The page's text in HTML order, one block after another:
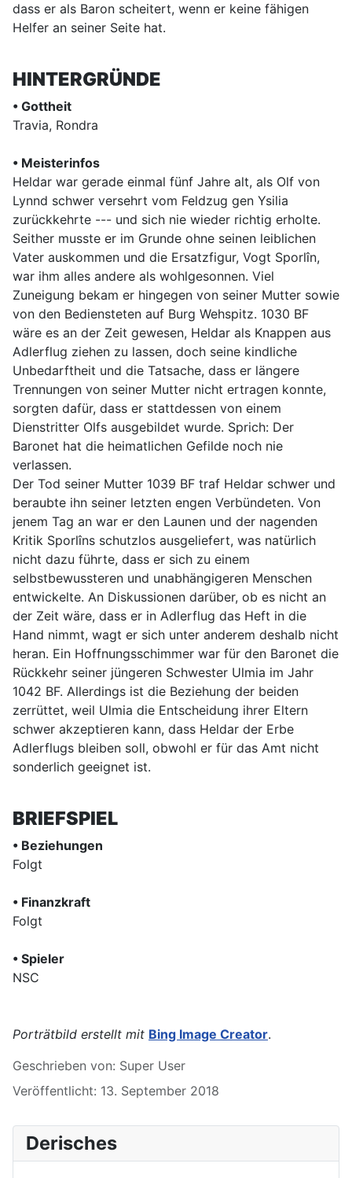
Derisches
dass er als Baron scheitert, wenn er keine fähigen
Helfer an seiner Seite hat.
HINTERGRÜNDE
• Gottheit
Travia, Rondra
• Meisterinfos
Heldar war gerade einmal fünf Jahre alt, als Olf von
Lynnd schwer versehrt vom Feldzug gen Ysilia
zurückkehrte --- und sich nie wieder richtig erholte.
Seither musste er im Grunde ohne seinen leiblichen
Vater auskommen und die Ersatzfigur, Vogt Sporlîn,
war ihm alles andere als wohlgesonnen. Viel
Zuneigung bekam er hingegen von seiner Mutter sowie
von den Bediensteten auf Burg Wehspitz. 1030 BF
wäre es an der Zeit gewesen, Heldar als Knappen aus
Adlerflug ziehen zu lassen, doch seine kindliche
Unbedarftheit und die Tatsache, dass er längere
Trennungen von seiner Mutter nicht ertragen konnte,
sorgten dafür, dass er stattdessen von einem
Dienstritter Olfs ausgebildet wurde. Sprich: Der
Baronet hat die heimatlichen Gefilde noch nie
verlassen.
Der Tod seiner Mutter 1039 BF traf Heldar schwer und
beraubte ihn seiner letzten engen Verbündeten. Von
jenem Tag an war er den Launen und der nagenden
Kritik Sporlîns schutzlos ausgeliefert, was natürlich
nicht dazu führte, dass er sich zu einem
selbstbewussteren und unabhängigeren Menschen
entwickelte. An Diskussionen darüber, ob es nicht an
der Zeit wäre, dass er in Adlerflug das Heft in die
Hand nimmt, wagt er sich unter anderem deshalb nicht
heran. Ein Hoffnungsschimmer war für den Baronet die
Rückkehr seiner jüngeren Schwester Ulmia im Jahr
1042 BF. Allerdings ist die Beziehung der beiden
zerrüttet, weil Ulmia die Entscheidung ihrer Eltern
schwer akzeptieren kann, dass Heldar der Erbe
Adlerflugs bleiben soll, obwohl er für das Amt nicht
sonderlich geeignet ist.
BRIEFSPIEL
• Beziehungen
Folgt
• Finanzkraft
Folgt
• Spieler
NSC
Porträtbild erstellt mit Bing Image Creator.
Details
Geschrieben von: Super User
Veröffentlicht: 13. September 2018